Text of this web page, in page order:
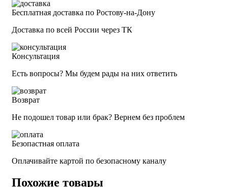
Бесплатная доставка по Ростову-на-Дону
Доставка по всей России через ТК
Консультация
Есть вопросы? Мы будем рады на них ответить
Возврат
Не подошел товар или брак? Вернем без проблем
Безопастная оплата
Оплачивайте картой по безопасному каналу
Похожие товары